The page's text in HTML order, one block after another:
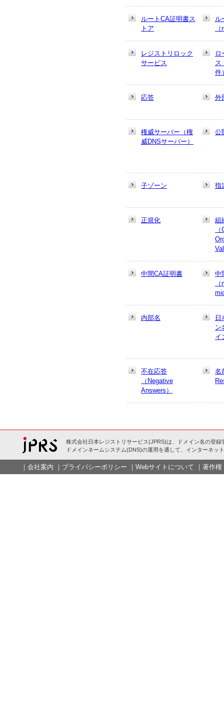
ルートCA証明書ス
トア
ル
レジストリロック
サービス
ロ
ス
件
応答 外
権威サーバー（権
威DNSサーバー）
公
子ゾーン 指
正規化
組
中間CA証明書
中
内部名
ン
イ
不在応答
（Negative
Answers）
名
株式会社日本レジストリサービス(JPRS)は、ドメイン名の登録
ドメインネームシステム(DNS)の運用を通して、インターネッ
｜ 会社案内 ｜ プライバシーポリシー ｜ Webサイトについて ｜ 著作権